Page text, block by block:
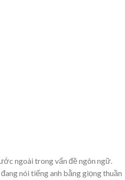
ngoài trong vấn đề ngôn ngữ.
nói tiếng anh bằng giọng thuần